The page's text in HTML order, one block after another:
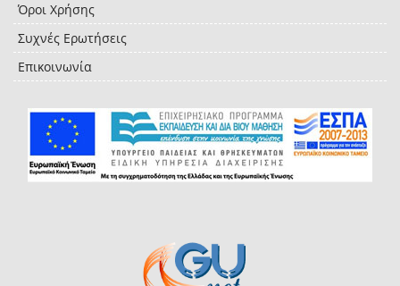
Όροι Χρήσης
Συχνές Ερωτήσεις
Επικοινωνία